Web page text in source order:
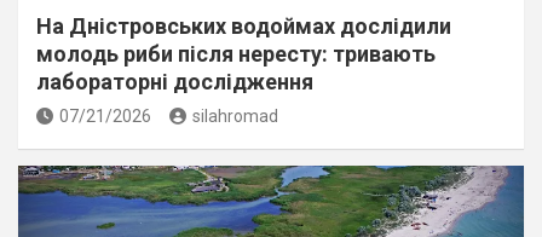
На Дністровських водоймах дослідили
молодь риби після нересту: тривають
лабораторні дослідження
07/21/2026 silahromad